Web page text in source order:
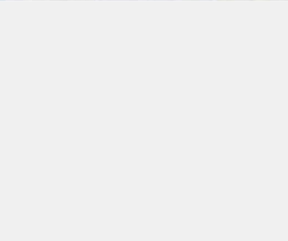
Ёлочка 2025:
с помощью